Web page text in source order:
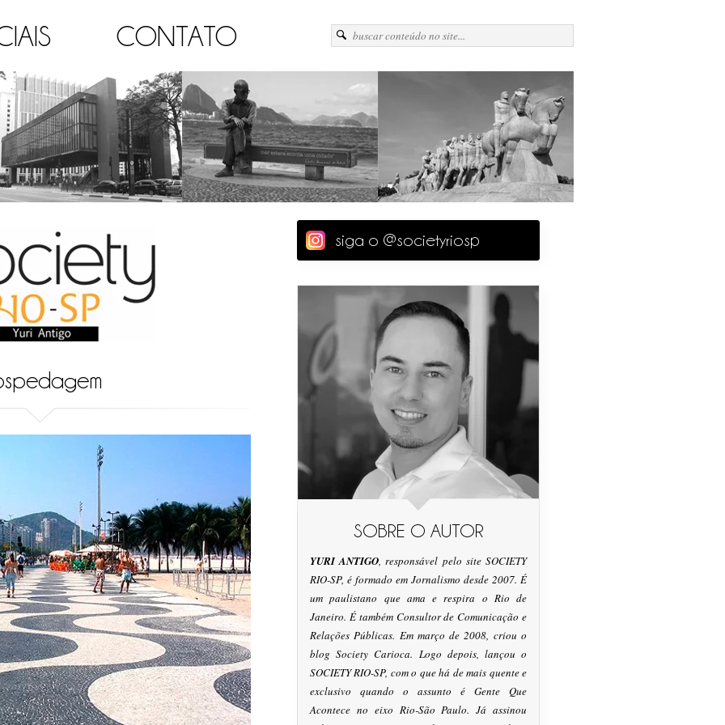
CONTATO
siga o @societyriosp
SOBRE O AUTOR
YURI ANTIGO, responsável pelo site SOCIETY
RIO-SP, é formado em Jornalismo desde 2007. É
um paulistano que ama e respira o Rio de
Janeiro. É também Consultor de Comunicação e
Relações Públicas. Em março de 2008, criou o
blog Society Carioca. Logo depois, lançou o
SOCIETY RIO-SP, com o que há de mais quente e
exclusivo quando o assunto é Gente Que
Acontece no eixo Rio-São Paulo. Já assinou